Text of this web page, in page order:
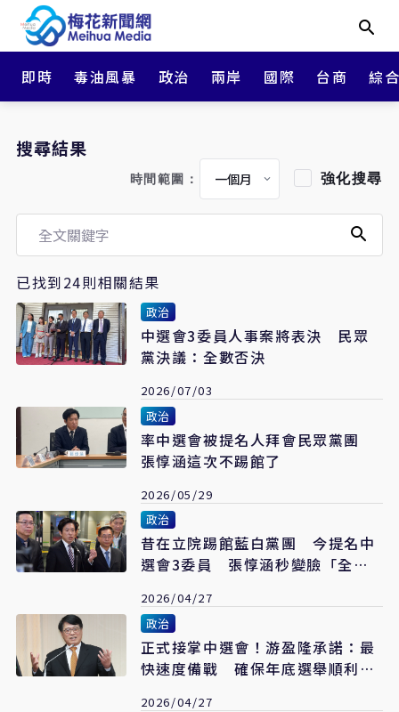
即時 毒油風暴 政治 兩岸 國際 台商 綜
搜尋結果
時間範圍： 強化搜尋
已找到24則相關結果
政治
中選會3委員人事案將表決 民眾
黨決議：全數否決
2026/07/03
政治
率中選會被提名人拜會民眾黨團
張惇涵這次不踢館了
2026/05/29
政治
昔在立院踢館藍白黨團 今提名中
選會3委員 張惇涵秒變臉「全力
2026/04/27
政治
正式接掌中選會！游盈隆承諾：最
快速度備戰 確保年底選舉順利進
2026/04/27